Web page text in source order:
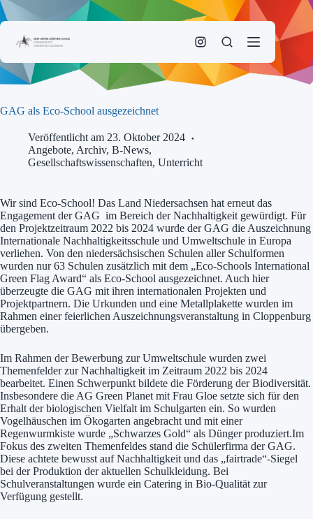
Zum
Inhalt
GAG als Eco-School ausgezeichnet
Veröffentlicht am 23. Oktober 2024
Angebote, Archiv, B-News,
Gesellschaftswissenschaften, Unterricht
Wir sind Eco-School! Das Land Niedersachsen hat erneut das
Engagement der GAG im Bereich der Nachhaltigkeit gewürdigt. Für
den Projektzeitraum 2022 bis 2024 wurde der GAG die Auszeichnung
Internationale Nachhaltigkeitsschule und Umweltschule in Europa
verliehen. Von den niedersächsischen Schulen aller Schulformen
wurden nur 63 Schulen zusätzlich mit dem „Eco-Schools International
Green Flag Award“ als Eco-School ausgezeichnet. Auch hier
überzeugte die GAG mit ihren internationalen Projekten und
Projektpartnern. Die Urkunden und eine Metallplakette wurden im
Rahmen einer feierlichen Auszeichnungsveranstaltung in Cloppenburg
übergeben.
Im Rahmen der Bewerbung zur Umweltschule wurden zwei
Themenfelder zur Nachhaltigkeit im Zeitraum 2022 bis 2024
bearbeitet. Einen Schwerpunkt bildete die Förderung der Biodiversität.
Insbesondere die AG Green Planet mit Frau Gloe setzte sich für den
Erhalt der biologischen Vielfalt im Schulgarten ein. So wurden
Vogelhäuschen im Ökogarten angebracht und mit einer
Regenwurmkiste wurde „Schwarzes Gold“ als Dünger produziert.Im
Fokus des zweiten Themenfeldes stand die Schülerfirma der GAG.
Diese achtete bewusst auf Nachhaltigkeit und das „fairtrade“-Siegel
bei der Produktion der aktuellen Schulkleidung. Bei
Schulveranstaltungen wurde ein Catering in Bio-Qualität zur
Verfügung gestellt.